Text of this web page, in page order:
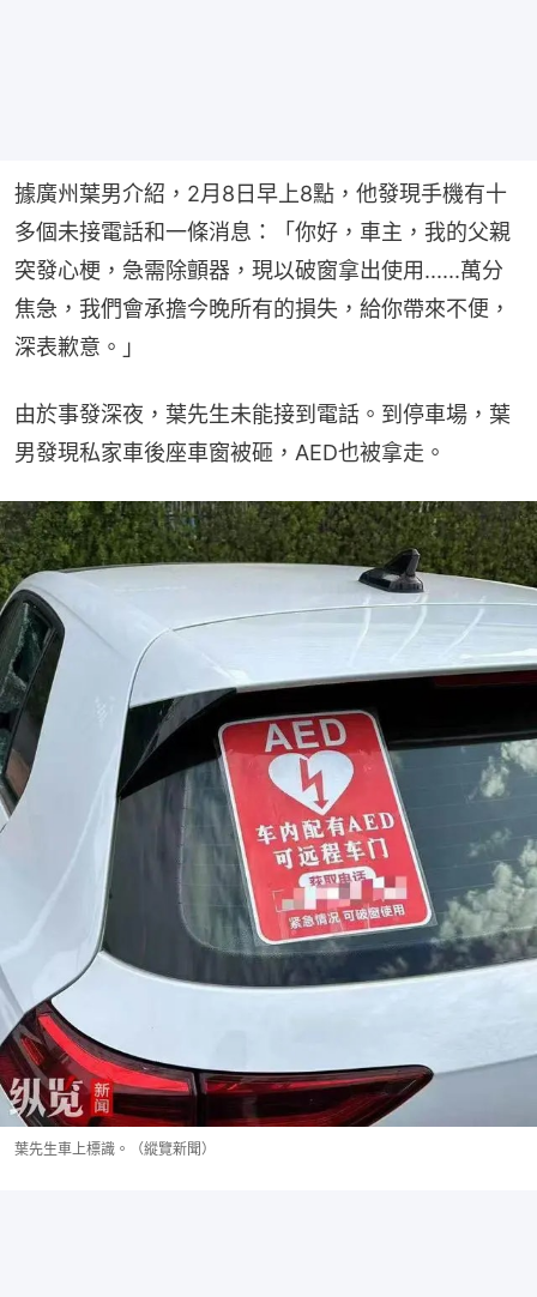
據廣州葉男介紹，2月8日早上8點，他發現手機有十
多個未接電話和一條消息：「你好，車主，我的父親
突發心梗，急需除顫器，現以破窗拿出使用......萬分
焦急，我們會承擔今晚所有的損失，給你帶來不便，
深表歉意。」
由於事發深夜，葉先生未能接到電話。到停車場，葉
男發現私家車後座車窗被砸，AED也被拿走。
葉先生車上標識。（縱覽新聞）